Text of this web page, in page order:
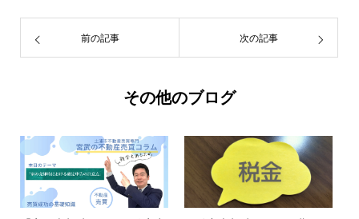
前の記事 次の記事
その他のブログ